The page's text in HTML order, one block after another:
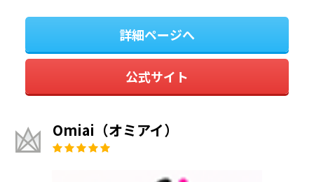
詳細ページへ
公式サイト
Omiai（オミアイ）